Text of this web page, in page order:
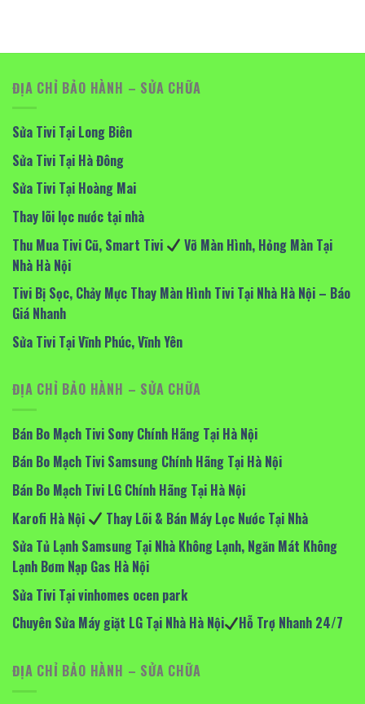
ĐỊA CHỈ BẢO HÀNH – SỬA CHỮA
Sửa Tivi Tại Long Biên
Sửa Tivi Tại Hà Đông
Sửa Tivi Tại Hoàng Mai
Thay lõi lọc nước tại nhà
Thu Mua Tivi Cũ, Smart Tivi
Vỡ Màn Hình, Hỏng Màn Tại
Nhà Hà Nội
Tivi Bị Sọc, Chảy Mực Thay Màn Hình Tivi Tại Nhà Hà Nội – Báo
Giá Nhanh
Sửa Tivi Tại Vĩnh Phúc, Vĩnh Yên
ĐỊA CHỈ BẢO HÀNH – SỬA CHỮA
Bán Bo Mạch Tivi Sony Chính Hãng Tại Hà Nội
Bán Bo Mạch Tivi Samsung Chính Hãng Tại Hà Nội
Bán Bo Mạch Tivi LG Chính Hãng Tại Hà Nội
Karofi Hà Nội
Thay Lõi & Bán Máy Lọc Nước Tại Nhà
Sửa Tủ Lạnh Samsung Tại Nhà Không Lạnh, Ngăn Mát Không
Lạnh Bơm Nạp Gas Hà Nội
Sửa Tivi Tại vinhomes ocen park
Chuyên Sửa Máy giặt LG Tại Nhà Hà Nội
Hỗ Trợ Nhanh 24/7
ĐỊA CHỈ BẢO HÀNH – SỬA CHỮA